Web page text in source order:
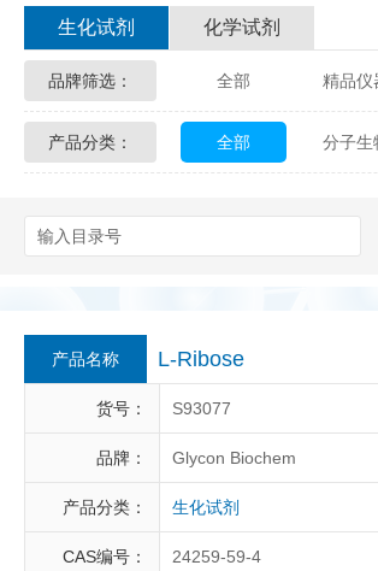
生化试剂 化学试剂
品牌筛选： 全部 精品仪
Glycon Biochem
Berry & Associates
LGC Maine Standards
产品分类： 全部 分子生
产品名称 L-Ribose
货号： S93077
品牌： Glycon Biochem
产品分类： 生化试剂
CAS编号： 24259-59-4